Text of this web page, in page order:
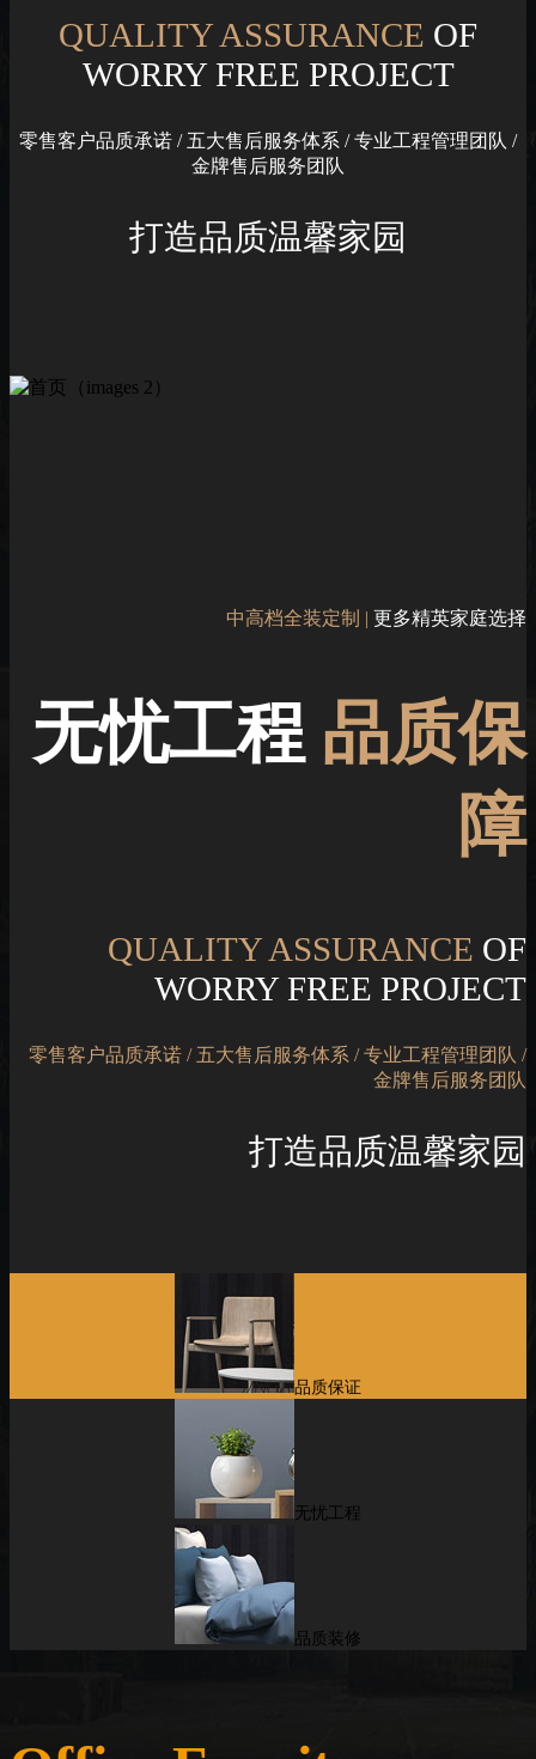
QUALITY ASSURANCE OF
WORRY FREE PROJECT
零售客户品质承诺 / 五大售后服务体系 / 专业工程管理团队 /
金牌售后服务团队
打造品质温馨家园
中高档全装定制 | 更多精英家庭选择
无忧工程 品质保
障
QUALITY ASSURANCE OF
WORRY FREE PROJECT
零售客户品质承诺 / 五大售后服务体系 / 专业工程管理团队 /
金牌售后服务团队
打造品质温馨家园
品质保证
无忧工程
品质装修